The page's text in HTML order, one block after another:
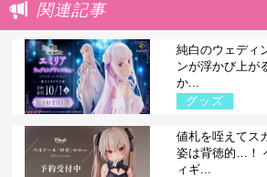
関連記事
純白のウェディ
ンが浮かび上が
か...
グッズ
値札を咥えてス
姿は背徳的…！
ィギ...